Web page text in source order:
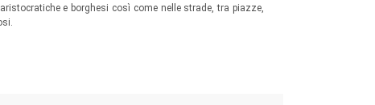
e borghesi così come nelle strade, tra piazze,